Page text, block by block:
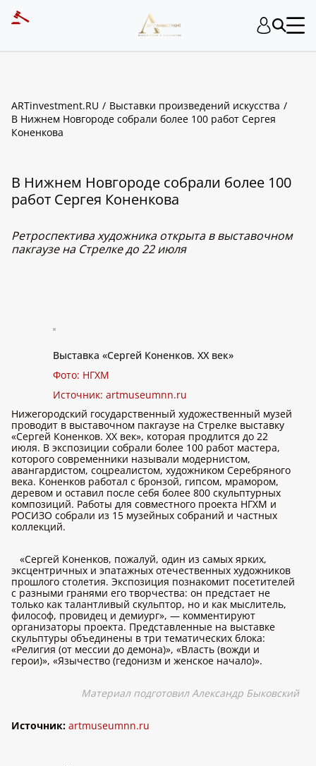
ARTinvestment.RU
Выставки произведений искусства
В Нижнем Новгороде собрали более 100 работ Сергея
Коненкова
В Нижнем Новгороде собрали более 100
работ Сергея Коненкова
Ретроспектива художника открыта в выставочном
пакгаузе на Стрелке до 22 июля
Выставка «Сергей Коненков. XX век»
Фото: НГХМ
Источник: artmuseumnn.ru
Нижегородский государственный художественный музей
проводит в выставочном пакгаузе на Стрелке выставку
«Сергей Коненков. XX век», которая продлится до 22
июля. В экспозиции собрали более 100 работ мастера,
которого современники называли модернистом,
авангардистом, соцреалистом, художником Серебряного
века. Коненков работал с бронзой, гипсом, мрамором,
деревом и оставил после себя более 800 скульптурных
композиций. Работы для совместного проекта НГХМ и
РОСИЗО собрали из 15 музейных собраний и частных
коллекций.
«Сергей Коненков, пожалуй, один из самых ярких,
эксцентричных и эпатажных отечественных художников
прошлого столетия. Экспозиция познакомит посетителей
с разными гранями его творчества: он предстает не
только как талантливый скульптор, но и как мыслитель,
философ, провидец и демиург», — комментируют
организаторы проекта. Представленные на выставке
скульптуры объединены в три тематических блока:
«Религия (от мессии до демона)», «Власть (вожди и
герои)», «Язычество (гедонизм и женское начало)».
Материал подготовил Александр Быковский
Источник: artmuseumnn.ru